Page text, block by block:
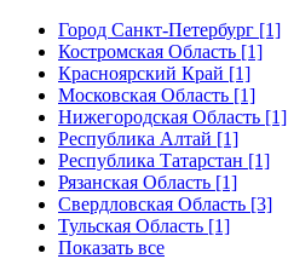
Город Санкт-Петербург [1]
Костромская Область [1]
Красноярский Край [1]
Московская Область [1]
Нижегородская Область [1]
Республика Алтай [1]
Республика Татарстан [1]
Рязанская Область [1]
Свердловская Область [3]
Тульская Область [1]
Показать все